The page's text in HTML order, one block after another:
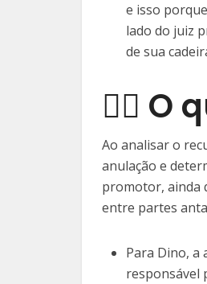
e isso
lado do juiz
de sua
👨‍⚖️ O
Ao analisar o
anulação e
promotor, ainda
entre partes
Para Dino, a
responsável